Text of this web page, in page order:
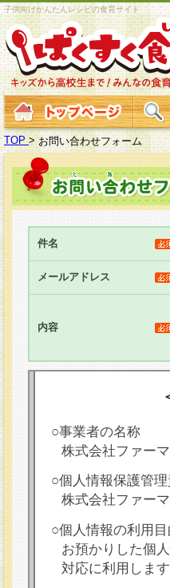
子供向けかんたんレシピの食育サイト
TOP > お問い合わせフォーム
件名
メールアドレス
内容
○事業者の名称
株式会社ファー
○個人情報保護管
株式会社ファ
○個人情報の利用目
お預かりした個
対応に利用します